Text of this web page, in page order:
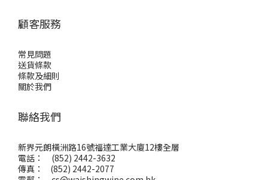
顧客服務
常見問題
送貨條款
條款及細則
關於我們
聯絡我們
新界元朗橫洲路16號福達工業大廈12樓全層
電話： (852) 2442-3632
傳真： (852) 2442-2077